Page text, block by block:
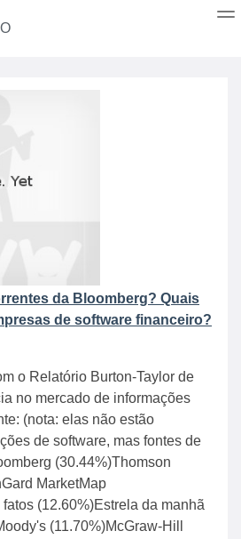
da Bloomberg? Quais
de software financeiro?
o Relatório Burton-Taylor de
no mercado de informações
(nota: elas não estão
de software, mas fontes de
(30.44%)Thomson
MarketMap
(12.60%)Estrela da manhã
(11.70%)McGraw-Hill